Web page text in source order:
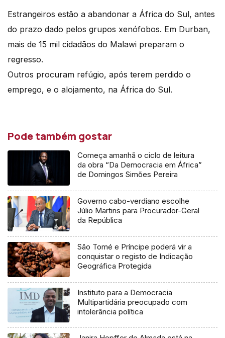
Estrangeiros estão a abandonar a África do Sul, antes
do prazo dado pelos grupos xenófobos. Em Durban,
mais de 15 mil cidadãos do Malawi preparam o
regresso.
Outros procuram refúgio, após terem perdido o
emprego, e o alojamento, na África do Sul.
Pode também gostar
Começa amanhã o ciclo de leitura
da obra “Da Democracia em África”
de Domingos Simões Pereira
Governo cabo-verdiano escolhe
Júlio Martins para Procurador-Geral
da República
São Tomé e Príncipe poderá vir a
conquistar o registo de Indicação
Geográfica Protegida
Instituto para a Democracia
Multipartidária preocupado com
intolerância política